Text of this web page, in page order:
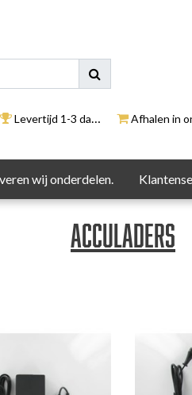
Levertijd 1-3 dagen Afhalen in
wij onderdelen.
Acculaders